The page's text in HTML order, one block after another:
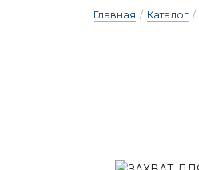
Главная / Каталог /